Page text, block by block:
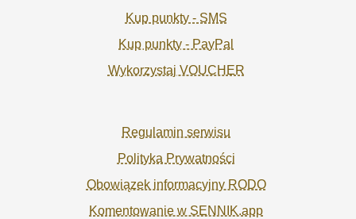
Kup punkty - SMS
Kup punkty - PayPal
Wykorzystaj VOUCHER
Regulamin serwisu
Polityka Prywatności
Obowiązek informacyjny RODO
Komentowanie w SENNIK.app